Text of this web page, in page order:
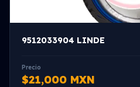
9512033904 LINDE
Precio
$21,000 MXN